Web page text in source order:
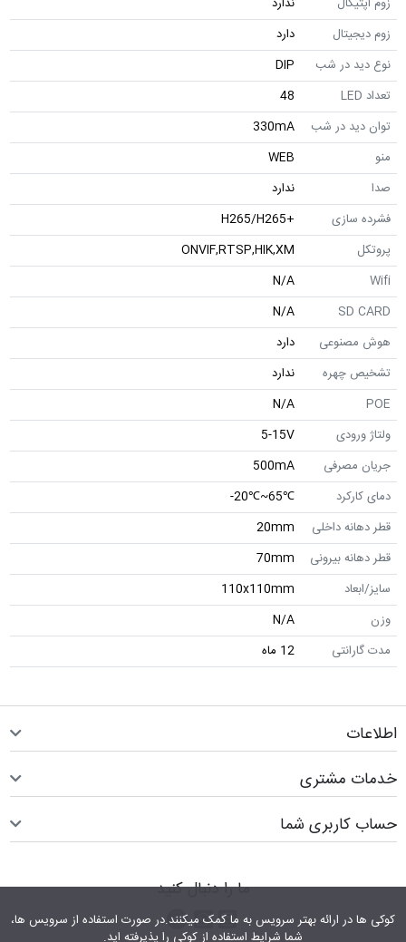
کوکی ها در ارائه بهتر سرویس‎ به ما کمک می‎کنند.در صورت استفاده از سرویس ها،
شما شرایط استفاده از کوکی را پذیرفته اید.
زوم دیجیتال
دارد
نوع دید در شب
DIP
تعداد LED
48
توان دید در شب
330mA
منو
WEB
صدا
ندارد
فشرده سازی
+H265/H265
پروتکل
ONVIF,RTSP,HIK,XM
Wifi
N/A
SD CARD
N/A
هوش مصنوعی
دارد
تشخیص چهره
ندارد
POE
N/A
ولتاژ ورودی
5-15V
جریان مصرفی
500mA
دمای کارکرد
℃65~℃20-
قطر دهانه داخلی
20mm
قطر دهانه بیرونی
70mm
سایز/ابعاد
110x110mm
وزن
N/A
مدت گارانتی
12 ماه
اطلاعات
خدمات مشتری
حساب کاربری شما
ما را دنبال کنید
اینستاگرام
پیام رسان واتس اپ
کانال تلگرام